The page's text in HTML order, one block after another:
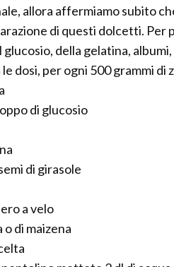
allora affermiamo subito
di questi dolcetti. Per
della gelatina,
dosi, per ogni 500 grammi
di glucosio
di girasole
a velo
o di maizena